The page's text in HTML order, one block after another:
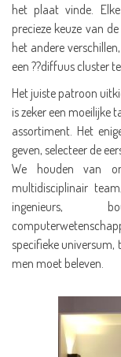
het plaat vinde.
precieze keuze van
het andere
een ??diffuus cluster
Het juiste patroon
is zeker een moeilijke
assortiment. Het
geven, selecteer de
We houden van
multidisciplinair
ingenieurs,
specifieke universum,
men moet beleven.